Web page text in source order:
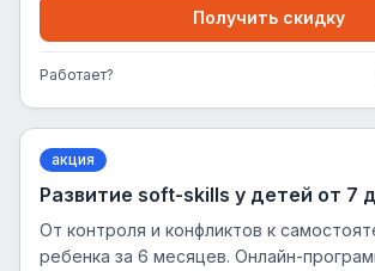
новичков. Кому подойдет курс
поведенческая терапия: от основ к
типичных запроса наших студентов.
психологию с нуля -Тем, кто хочет
начать консультировать уже во время
кто хочет помогать людям и начать
уже во время обучения -Тем, кто уже в
Получить скидку
Работает?
акция
Развитие soft-skills у детей от 7
От контроля и конфликтов к
ребенка за 6 месяцев. Онлайн-